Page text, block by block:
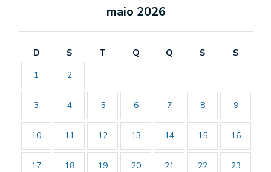
maio 2026
D S T Q Q S
S
1
2
3 4 5 6 7 8 9
10 11 12 13 14 15 16
17 18 19 20 21 22 23